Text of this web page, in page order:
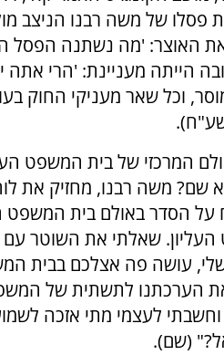
פסלו של משה רבנו הניצב
האוצר: 'מה נשתנה הפסל
הייתה מעניינת: 'הרי
וכל שאר מעניקי החוק
המרכזי של בית המשפט
שם? משה רבנו, מחזיק את
הסדר באולם בית המשפט
שאלתי את השוטר עם
עושה פה אצלכם בבית
הערכתנו לתשתית של
לעצמי מתי אזכה
(שם).